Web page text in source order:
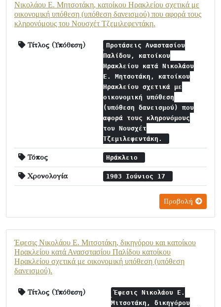
Νικολάου Ε. Μητσοτάκη, κατοίκου Ηρακλείου σχετικά με
οικονομική υπόθεση (υπόθεση δανεισμού) που αφορά τους
κληρονόμους του Νουσχέτ Τζεμιλεφεντάκη.
Τίτλος (Υπόθεση)
Προτάσεις Αναστασίου
Παλίδου, κατοίκου
Ηρακλείου κατά Νικολάου
Ε. Μητσοτάκη, κατοίκου
Ηρακλείου σχετικά με
οικονομική υπόθεση
(υπόθεση δανεισμού) που
αφορά τους κληρονόμους
του Νουσχέτ
Τζεμιλεφεντάκη.
Τόπος Ηράκλειο
Χρονολογία 1903 Ιούνιος 17
Προβολή
Έφεσις Νικολάου Ε. Μιτσοτάκη, δικηγόρου και κατοίκου
Ηρακλείου κατά Ανασστασίου Παλίδου κατοίκου
Ηρακλείου σχετικά με οικονομική υπόθεση (υπόθεση
δανεισμού).
Τίτλος (Υπόθεση)
Έφεσις Νικολάου Ε.
Μιτσοτάκη, δικηγόρου